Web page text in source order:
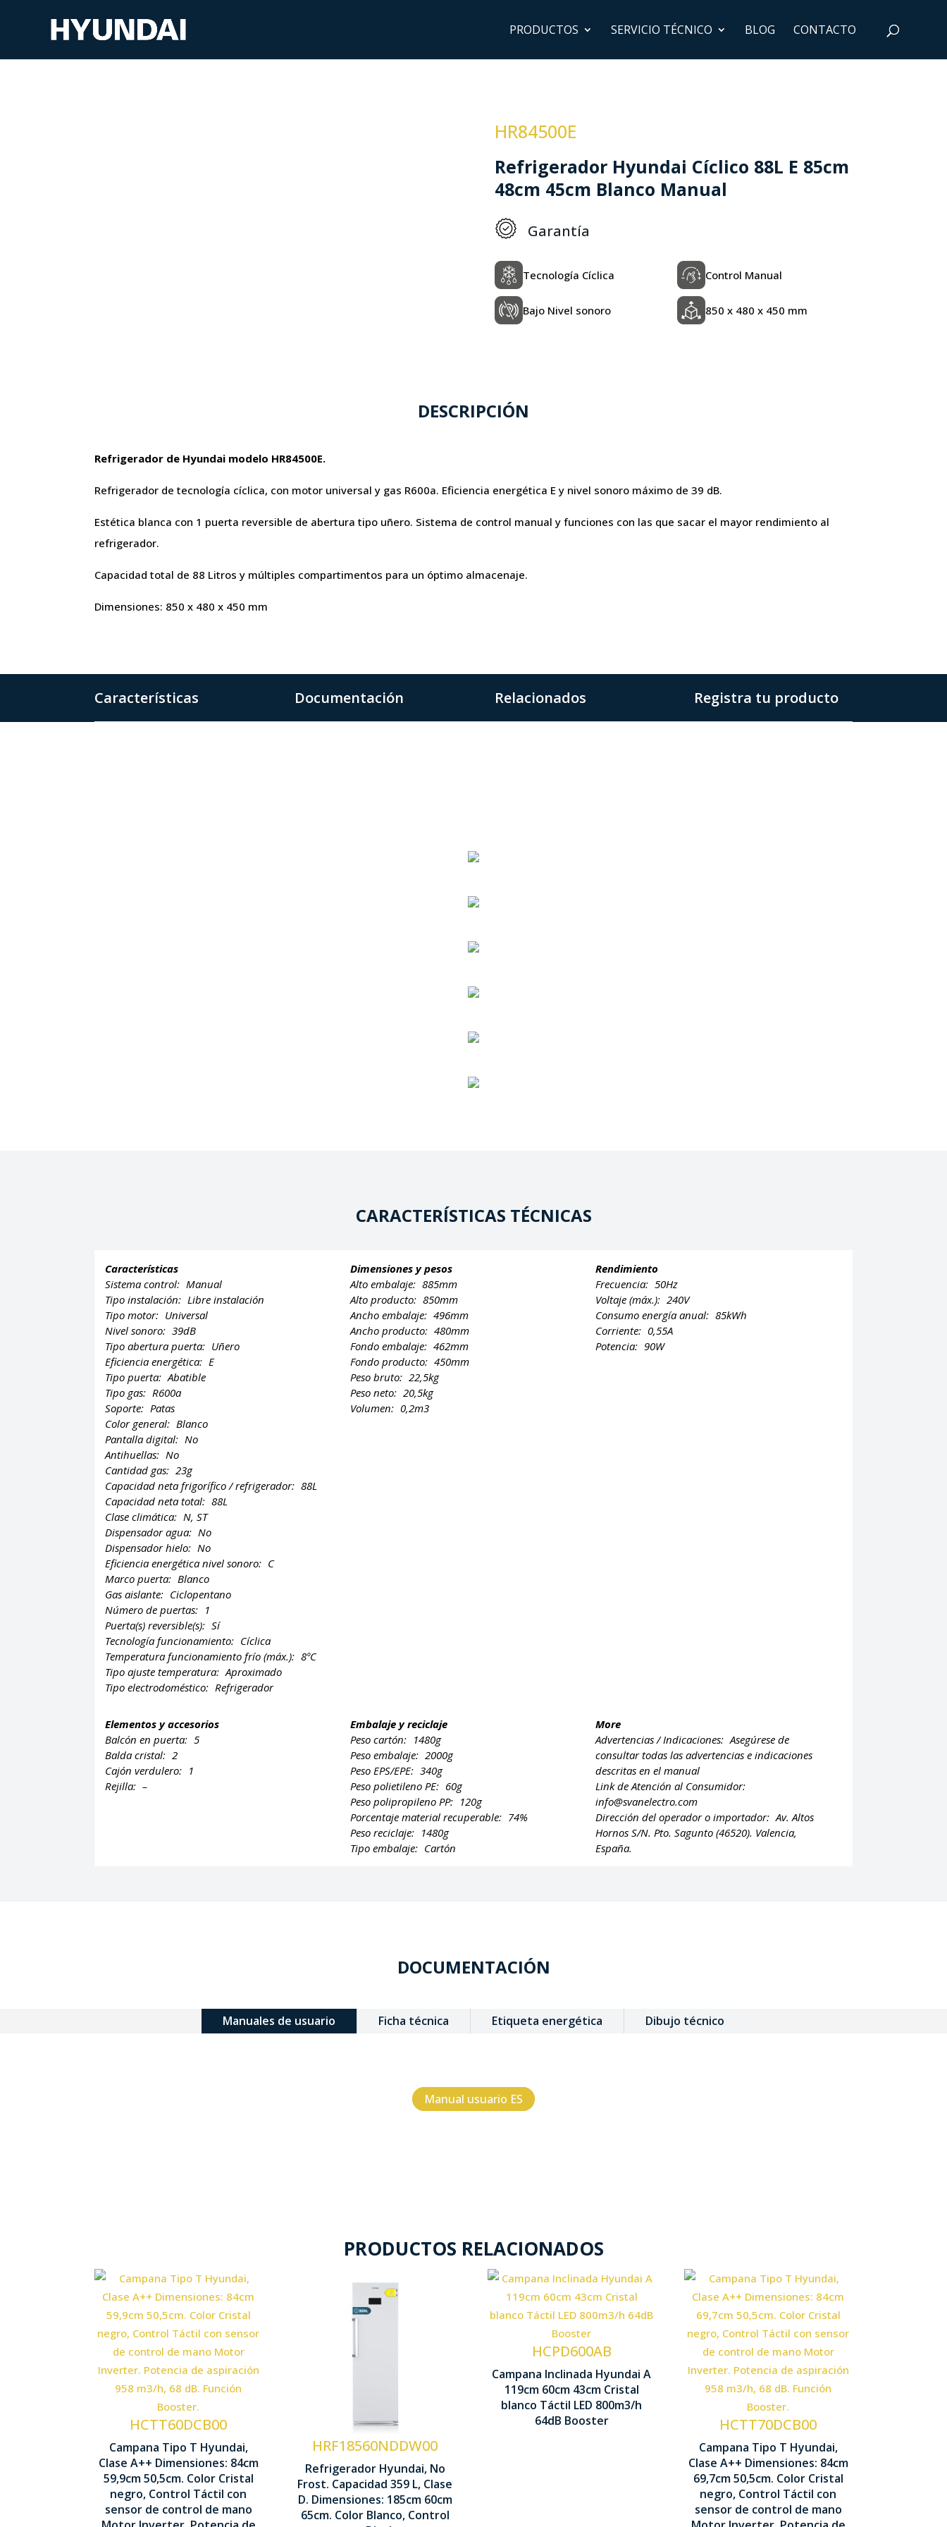
PRODUCTOS SERVICIO TÉCNICO BLOG CONTACTO
HR84500E
Refrigerador Hyundai Cíclico 88L E 85cm
48cm 45cm Blanco Manual
Garantía
Tecnología Cíclica Control Manual
Bajo Nivel sonoro 850 x 480 x 450 mm
DESCRIPCIÓN
Refrigerador de Hyundai modelo HR84500E.
Refrigerador de tecnología cíclica, con motor universal y gas R600a. Eficiencia energética E y nivel sonoro máximo de 39 dB.
Estética blanca con 1 puerta reversible de abertura tipo uñero. Sistema de control manual y funciones con las que sacar el mayor rendimiento al
refrigerador.
Capacidad total de 88 Litros y múltiples compartimentos para un óptimo almacenaje.
Dimensiones: 850 x 480 x 450 mm
Características Documentación Relacionados Registra tu producto
CARACTERÍSTICAS TÉCNICAS
Características
Sistema control: Manual
Tipo instalación: Libre instalación
Tipo motor: Universal
Nivel sonoro: 39dB
Tipo abertura puerta: Uñero
Eficiencia energética: E
Tipo puerta: Abatible
Tipo gas: R600a
Soporte: Patas
Color general: Blanco
Pantalla digital: No
Antihuellas: No
Cantidad gas: 23g
Capacidad neta frigorífico / refrigerador: 88L
Capacidad neta total: 88L
Clase climática: N, ST
Dispensador agua: No
Dispensador hielo: No
Eficiencia energética nivel sonoro: C
Marco puerta: Blanco
Gas aislante: Ciclopentano
Número de puertas: 1
Puerta(s) reversible(s): Sí
Tecnología funcionamiento: Cíclica
Temperatura funcionamiento frío (máx.): 8ºC
Tipo ajuste temperatura: Aproximado
Tipo electrodoméstico: Refrigerador
Dimensiones y pesos
Alto embalaje: 885mm
Alto producto: 850mm
Ancho embalaje: 496mm
Ancho producto: 480mm
Fondo embalaje: 462mm
Fondo producto: 450mm
Peso bruto: 22,5kg
Peso neto: 20,5kg
Volumen: 0,2m3
Rendimiento
Frecuencia: 50Hz
Voltaje (máx.): 240V
Consumo energía anual: 85kWh
Corriente: 0,55A
Potencia: 90W
Elementos y accesorios
Balcón en puerta: 5
Balda cristal: 2
Cajón verdulero: 1
Rejilla: –
Embalaje y reciclaje
Peso cartón: 1480g
Peso embalaje: 2000g
Peso EPS/EPE: 340g
Peso polietileno PE: 60g
Peso polipropileno PP: 120g
Porcentaje material recuperable: 74%
Peso reciclaje: 1480g
Tipo embalaje: Cartón
More
Advertencias / Indicaciones: Asegúrese de
consultar todas las advertencias e indicaciones
descritas en el manual
Link de Atención al Consumidor:
info@svanelectro.com
Dirección del operador o importador: Av. Altos
Hornos S/N. Pto. Sagunto (46520). Valencia,
España.
DOCUMENTACIÓN
Manuales de usuario Ficha técnica Etiqueta energética Dibujo técnico
Manual usuario ES
PRODUCTOS RELACIONADOS
HCTT60DCB00
Campana Tipo T Hyundai,
Clase A++ Dimensiones: 84cm
59,9cm 50,5cm. Color Cristal
negro, Control Táctil con
sensor de control de mano
Control Táctil
Nº Velocidades 4
Motor Inverter
Potencia
aspiración
958m3/h
HRF18560NDDW00
Refrigerador Hyundai, No
Frost. Capacidad 359 L, Clase
D. Dimensiones: 185cm 60cm
65cm. Color Blanco, Control
LED
1850 x 600 x 650
mm
HCPD600AB
Campana Inclinada Hyundai A
119cm 60cm 43cm Cristal
blanco Táctil LED 800m3/h
64dB Booster
Control Táctil
Nº Velocidades 4
Potencia
aspiración
800m3/h
Booster
Aspiración
1190 x 600 x 430
HCTT70DCB00
Campana Tipo T Hyundai,
Clase A++ Dimensiones: 84cm
69,7cm 50,5cm. Color Cristal
negro, Control Táctil con
sensor de control de mano
Control Táctil
Nº Velocidades 4
Motor Inverter
Potencia
aspiración
958m3/h